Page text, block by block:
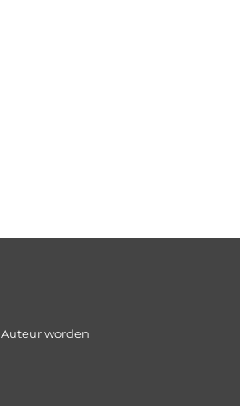
Auteur worden